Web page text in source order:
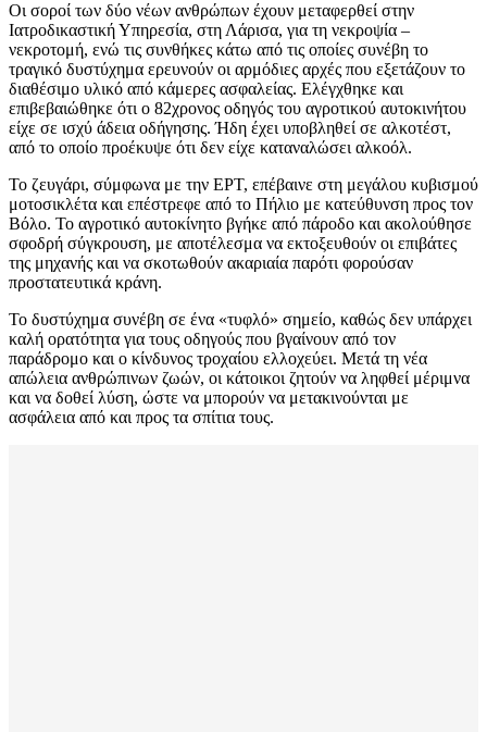
Οι σοροί των δύο νέων ανθρώπων έχουν μεταφερθεί στην
Ιατροδικαστική Υπηρεσία, στη Λάρισα, για τη νεκροψία –
νεκροτομή, ενώ τις συνθήκες κάτω από τις οποίες συνέβη το
τραγικό δυστύχημα ερευνούν οι αρμόδιες αρχές που εξετάζουν το
διαθέσιμο υλικό από κάμερες ασφαλείας. Ελέγχθηκε και
επιβεβαιώθηκε ότι ο 82χρονος οδηγός του αγροτικού αυτοκινήτου
είχε σε ισχύ άδεια οδήγησης. Ήδη έχει υποβληθεί σε αλκοτέστ,
από το οποίο προέκυψε ότι δεν είχε καταναλώσει αλκοόλ.
Το ζευγάρι, σύμφωνα με την ΕΡΤ, επέβαινε στη μεγάλου κυβισμού
μοτοσικλέτα και επέστρεφε από το Πήλιο με κατεύθυνση προς τον
Βόλο. Το αγροτικό αυτοκίνητο βγήκε από πάροδο και ακολούθησε
σφοδρή σύγκρουση, με αποτέλεσμα να εκτοξευθούν οι επιβάτες
της μηχανής και να σκοτωθούν ακαριαία παρότι φορούσαν
προστατευτικά κράνη.
Το δυστύχημα συνέβη σε ένα «τυφλό» σημείο, καθώς δεν υπάρχει
καλή ορατότητα για τους οδηγούς που βγαίνουν από τον
παράδρομο και ο κίνδυνος τροχαίου ελλοχεύει. Μετά τη νέα
απώλεια ανθρώπινων ζωών, οι κάτοικοι ζητούν να ληφθεί μέριμνα
και να δοθεί λύση, ώστε να μπορούν να μετακινούνται με
ασφάλεια από και προς τα σπίτια τους.